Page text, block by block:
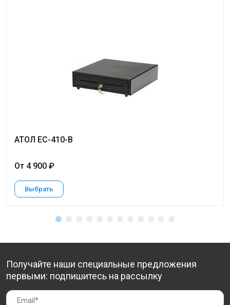
АТОЛ EC-410-B
От 4 900 ₽
Выбрать
Получайте наши специальные предложения
первыми: подпишитесь на рассылку